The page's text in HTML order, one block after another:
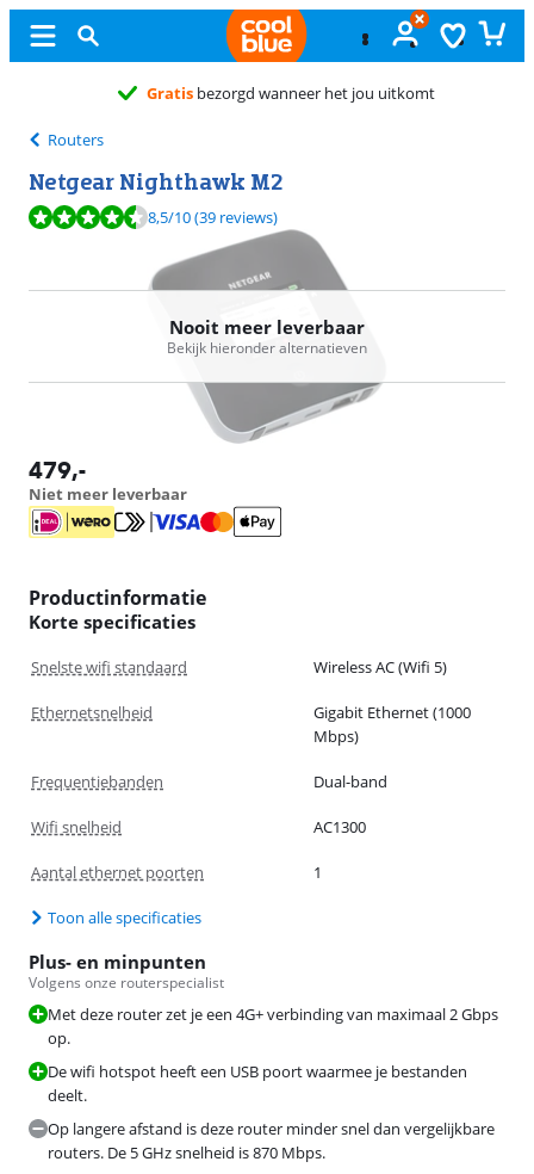
Routers
Netgear Nighthawk M2
Beoordeling is 8,5 van de 10, gebaseerd op 39 reviews.
8,5/10(39 reviews)
Nooit meer leverbaar
Bekijk hieronder alternatieven
479,-
Niet meer leverbaar
Productinformatie
Korte specificaties
Snelste wifi standaard Wireless AC (Wifi 5)
Ethernetsnelheid
Gigabit Ethernet (1000
Mbps)
Frequentiebanden Dual-band
Wifi snelheid AC1300
Aantal ethernet poorten 1
Toon alle specificaties
Plus- en minpunten
Volgens onze routerspecialist
Met deze router zet je een 4G+ verbinding van maximaal 2 Gbps
op.
De wifi hotspot heeft een USB poort waarmee je bestanden
deelt.
Op langere afstand is deze router minder snel dan vergelijkbare
routers. De 5 GHz snelheid is 870 Mbps.